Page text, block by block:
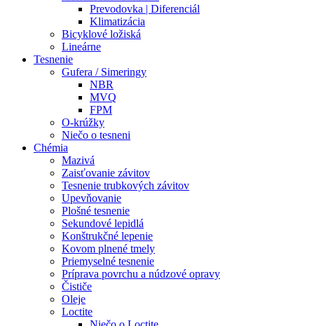
Prevodovka | Diferenciál
Klimatizácia
Bicyklové ložiská
Lineárne
Tesnenie
Gufera / Simeringy
NBR
MVQ
FPM
O-krúžky
Niečo o tesneni
Chémia
Mazivá
Zaisťovanie závitov
Tesnenie trubkových závitov
Upevňovanie
Plošné tesnenie
Sekundové lepidlá
Konštrukčné lepenie
Kovom plnené tmely
Priemyselné tesnenie
Príprava povrchu a núdzové opravy
Čističe
Oleje
Loctite